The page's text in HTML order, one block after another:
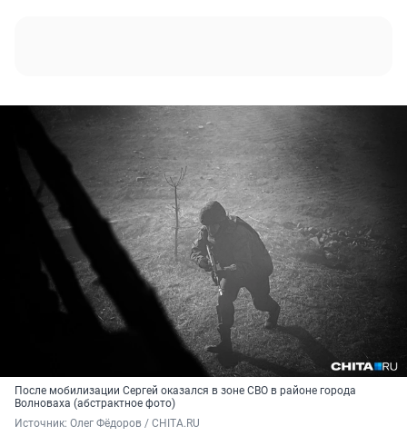
После мобилизации Сергей оказался в зоне СВО в районе города
Волноваха (абстрактное фото)
Источник: Олег Фёдоров / CHITA.RU